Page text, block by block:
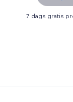
7 dags gratis